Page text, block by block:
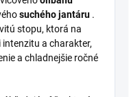
suchého jantáru .
stopu, ktorá na
a charakter,
a chladnejšie ročné